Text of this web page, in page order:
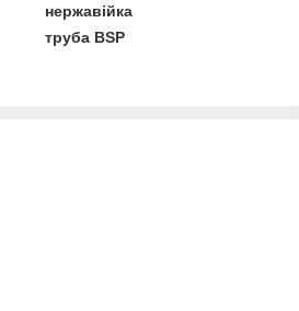
нержавійка
труба BSP